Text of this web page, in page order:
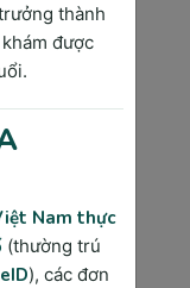
ban đầu
thai nằm
gáy
để tầm
sinh, đặc
Edwards
thành
được
Nam thực
(thường trú
), các đơn